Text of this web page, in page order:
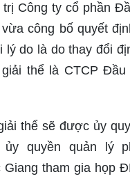
trị Công ty cổ phần
công bố quyết
lý do là do thay đổi
thể là CTCP Đầu
thể sẽ được ủy
ủy quyền quản lý
Giang tham gia họp